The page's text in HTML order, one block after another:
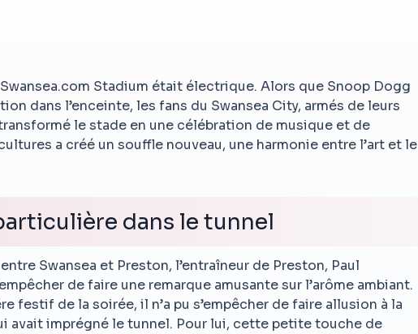
Swansea.com Stadium était électrique. Alors que Snoop Dogg
dans l’enceinte, les fans du Swansea City, armés de leurs
le stade en une célébration de musique et de
a créé un souffle nouveau, une harmonie entre l’art et le
dans le tunnel
Swansea et Preston, l’entraîneur de Preston, Paul
de faire une remarque amusante sur l’arôme ambiant.
festif de la soirée, il n’a pu s’empêcher de faire allusion à la
avait imprégné le tunnel. Pour lui, cette petite touche de